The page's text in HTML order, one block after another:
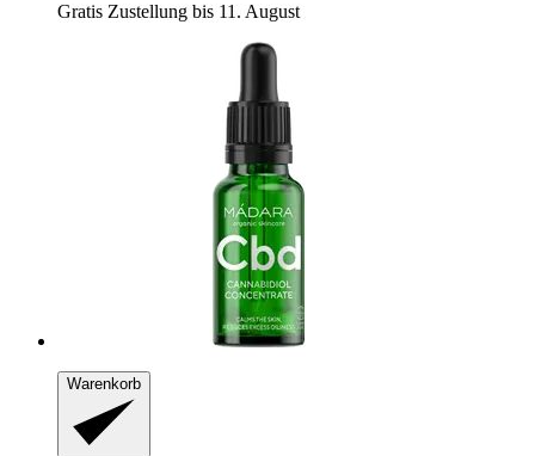
Gratis Zustellung bis 11. August
Warenkorb